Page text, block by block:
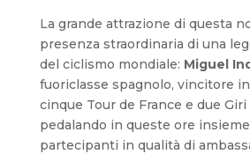
La grande attrazione di questa
presenza straordinaria di una
del ciclismo mondiale: Miguel
fuoriclasse spagnolo, vincitore
cinque Tour de France e due Giri
pedalando in queste ore
partecipanti in qualità di